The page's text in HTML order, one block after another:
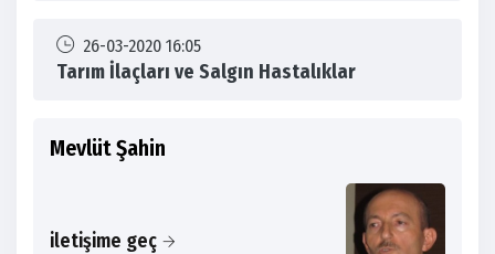
26-03-2020 16:05
Tarım İlaçları ve Salgın Hastalıklar
Mevlüt Şahin
iletişime geç